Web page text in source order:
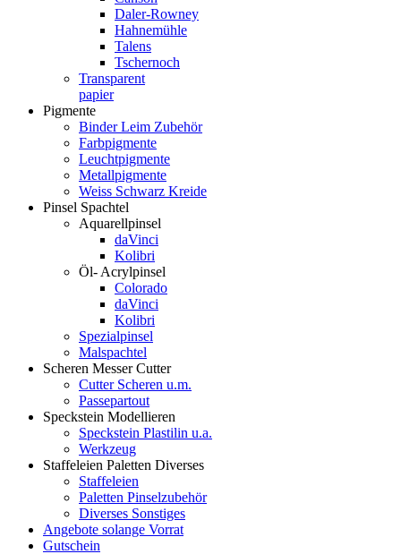
Daler-Rowney
Hahnemühle
Talens
Tschernoch
Transparent
papier
Pigmente
Binder Leim Zubehör
Farbpigmente
Leuchtpigmente
Metallpigmente
Weiss Schwarz Kreide
Pinsel Spachtel
Aquarellpinsel
daVinci
Kolibri
Öl- Acrylpinsel
Colorado
daVinci
Kolibri
Spezialpinsel
Malspachtel
Scheren Messer Cutter
Cutter Scheren u.m.
Passepartout
Speckstein Modellieren
Speckstein Plastilin u.a.
Werkzeug
Staffeleien Paletten Diverses
Staffeleien
Paletten Pinselzubehör
Diverses Sonstiges
Angebote solange Vorrat
Gutschein